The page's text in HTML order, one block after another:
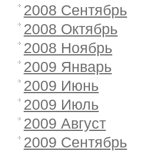
2008 Сентябрь
2008 Октябрь
2008 Ноябрь
2009 Январь
2009 Июнь
2009 Июль
2009 Август
2009 Сентябрь